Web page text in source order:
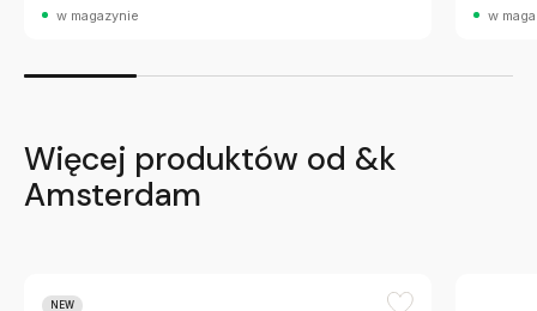
w magazynie w
Więcej produktów od &k
Amsterdam
NEW